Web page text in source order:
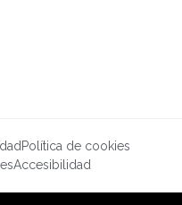
Política de cookies
Accesibilidad